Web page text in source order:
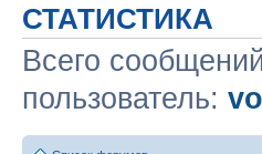
СТАТИСТИКА
Всего
пользователь: